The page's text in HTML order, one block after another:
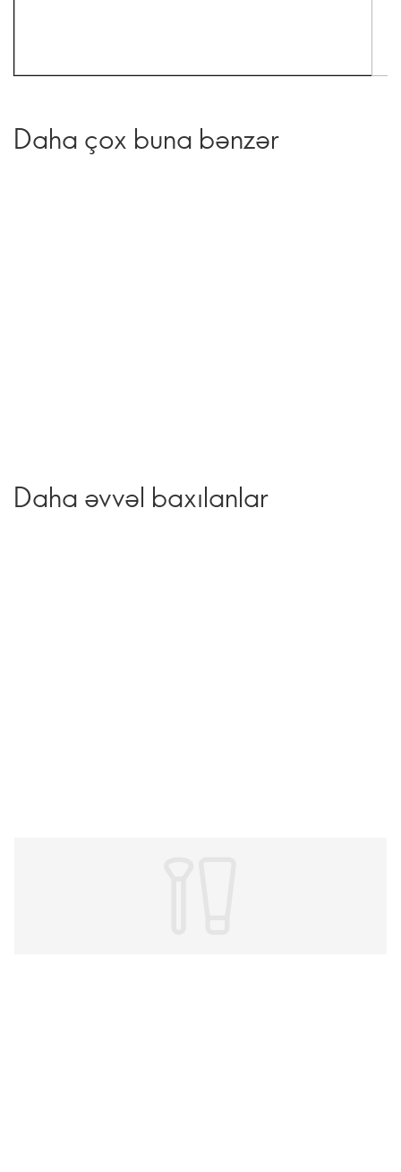
Daha çox buna bənzər
Daha əvvəl baxılanlar